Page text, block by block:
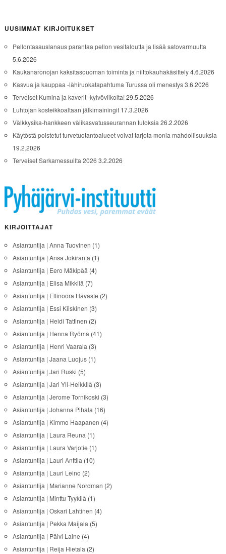
UUSIMMAT KIRJOITUKSET
Pellontasauslanaus parantaa pellon vesitaloutta ja lisää satovarmuutta
5.6.2026
Kaukanaronojan kaksitasouoman toiminta ja niittokauhakäsittely4.6.2026
Kasvua ja kauppaa -lähiruokatapahtuma Turussa oli menestys3.6.2026
Terveiset Kumina ja kaverit -kylvöviikolta!29.5.2026
Luhtojan kosteikkoaltaan jälkimainingit 17.3.2026
Välkkysika-hankkeen välikasvatusseurannan tuloksia 26.2.2026
Käytöstä poistetut turvetuotantoalueet voivat tarjota monia mahdollisuuksia
19.2.2026
Terveiset Sarkamessuilta 2026 3.2.2026
KIRJOITTAJAT
Asiantuntija | Anna Tuovinen (1)
Asiantuntija | Ansa Jokiranta (1)
Asiantuntija | Eero Mäkipää (4)
Asiantuntija | Elisa Mikkilä (7)
Asiantuntija | Ellinoora Havaste (2)
Asiantuntija | Essi Kiiskinen (3)
Asiantuntija | Heidi Tattinen (2)
Asiantuntija | Henna Ryömä (41)
Asiantuntija | Henri Vaarala (3)
Asiantuntija | Jaana Luojus(1)
Asiantuntija | Jari Ruski (5)
Asiantuntija | Jari Yli-Heikkilä (3)
Asiantuntija | Jerome Tornikoski (3)
Asiantuntija | Johanna Pihala (16)
Asiantuntija | Kimmo Haapanen (4)
Asiantuntija | Laura Reuna (1)
Asiantuntija | Laura Varjotie (1)
Asiantuntija | Lauri Anttila (10)
Asiantuntija | Lauri Leino (2)
Asiantuntija | Marianne Nordman (2)
Asiantuntija | Minttu Tyykilä (1)
Asiantuntija | Oskari Lahtinen (4)
Asiantuntija | Pekka Maijala (5)
Asiantuntija | Päivi Laine (4)
Asiantuntija | Reija Hietala (2)